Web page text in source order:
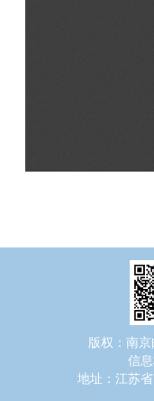
版权：南
信
地址：江苏